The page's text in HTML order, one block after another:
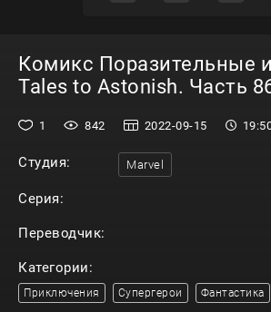
Комикс Поразительные
Tales to Astonish. Часть
1 842 2022-09-15
Студия: Marvel
Серия:
Переводчик:
Категории:
Приключения Супергерои Фантастика